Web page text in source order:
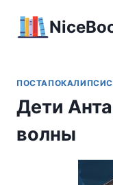
ПОСТАПОКАЛИПСИС
Дети
волны